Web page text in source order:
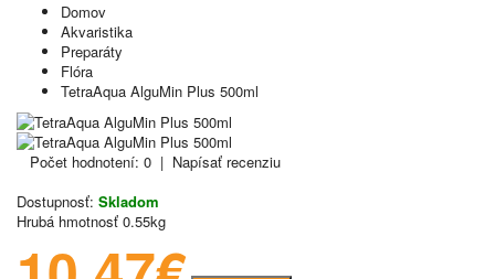
Domov
Akvaristika
Preparáty
Flóra
TetraAqua AlguMin Plus 500ml
Počet hodnotení: 0 | Napísať recenziu
Dostupnosť: Skladom
Hrubá hmotnosť 0.55kg